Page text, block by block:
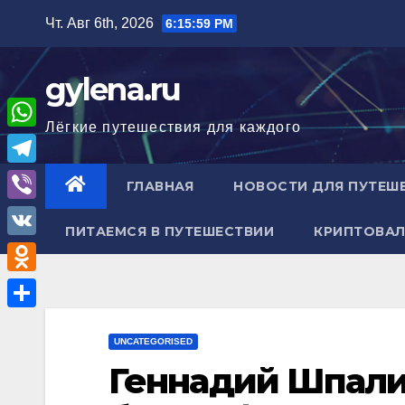
содержимому
Чт. Авг 6th, 2026 6:16:00 PM
gylena.ru
Лёгкие путешествия для каждого
ГЛАВНАЯ НОВОСТИ ДЛЯ
ПИТАЕМСЯ В ПУТЕШЕСТВИИ
UNCATEGORISED
Геннадий
W
h
a
A
T
e
l
e
g
V
i
b
e
V
K
O